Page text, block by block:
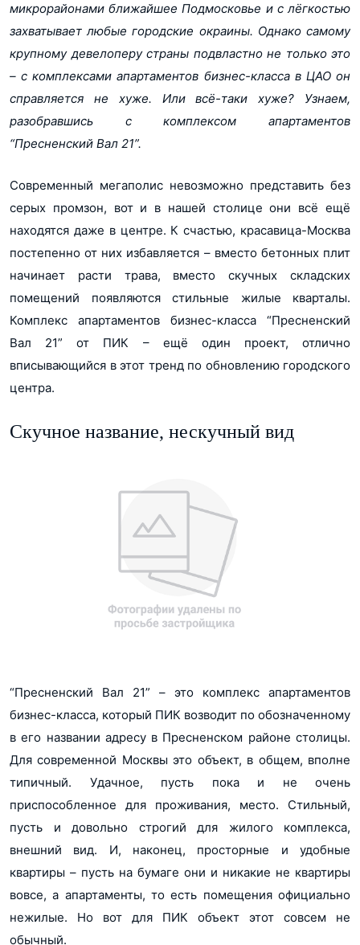
микрорайонами ближайшее Подмосковье и с лёгкостью
захватывает любые городские окраины. Однако самому
крупному девелоперу страны подвластно не только это
– с комплексами апартаментов бизнес-класса в ЦАО он
справляется не хуже. Или всё-таки хуже? Узнаем,
разобравшись с комплексом апартаментов
“Пресненский Вал 21”.
Современный мегаполис невозможно представить без
серых промзон, вот и в нашей столице они всё ещё
находятся даже в центре. К счастью, красавица-Москва
постепенно от них избавляется – вместо бетонных плит
начинает расти трава, вместо скучных складских
помещений появляются стильные жилые кварталы.
Комплекс апартаментов бизнес-класса “Пресненский
Вал 21” от ПИК – ещё один проект, отлично
вписывающийся в этот тренд по обновлению городского
центра.
Скучное название, нескучный вид
“Пресненский Вал 21” – это комплекс апартаментов
бизнес-класса, который ПИК возводит по обозначенному
в его названии адресу в Пресненском районе столицы.
Для современной Москвы это объект, в общем, вполне
типичный. Удачное, пусть пока и не очень
приспособленное для проживания, место. Стильный,
пусть и довольно строгий для жилого комплекса,
внешний вид. И, наконец, просторные и удобные
квартиры – пусть на бумаге они и никакие не квартиры
вовсе, а апартаменты, то есть помещения официально
нежилые. Но вот для ПИК объект этот совсем не
обычный.